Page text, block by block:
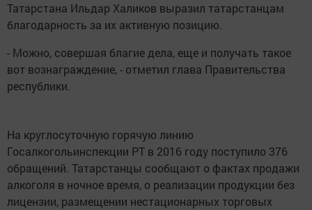
Татарстана Ильдар Халиков выразил татарстанцам
благодарность за их активную позицию.
- Можно, совершая благие дела, еще и получать такое
вот вознаграждение, - отметил глава Правительства
республики.
На круглосуточную горячую линию
Госалкогольинспекции РТ в 2016 году поступило 376
обращений. Татарстанцы сообщают о фактах продажи
алкоголя в ночное время, о реализации продукции без
лицензии, размещении нестационарных торговых